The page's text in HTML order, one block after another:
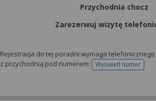
Przychodnia chocz
Zarezerwuj wizytę
Rejestracja do tej poradni wymaga
z przychodnią pod numerem:
Wyświetl numer
telefonu do